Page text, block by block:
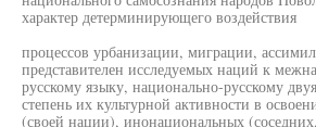
характер детерминирующего воздействия
процессов урбанизации, миграции,
представителен исследуемых наций к
русскому языку, национально-русскому
степень их культурной активности в
(своей нации), инонациональных